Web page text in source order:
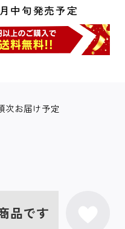
中旬発売予定
次お届け予定
品です